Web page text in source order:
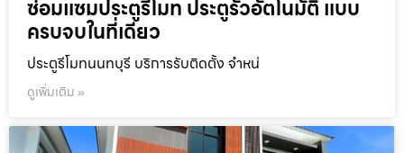
ซ่อมแซมประตูรีโมท ประตูรั้วอัตโนมัติ แบบ
ครบจบในที่เดียว
ประตูรีโมทนนทบุรี บริการรับติดตั้ง จำหน่
ดูเพิ่มเติม »